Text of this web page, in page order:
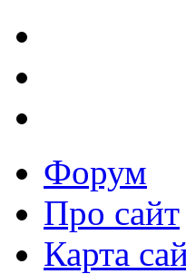
Форум
Про сайт
Карта